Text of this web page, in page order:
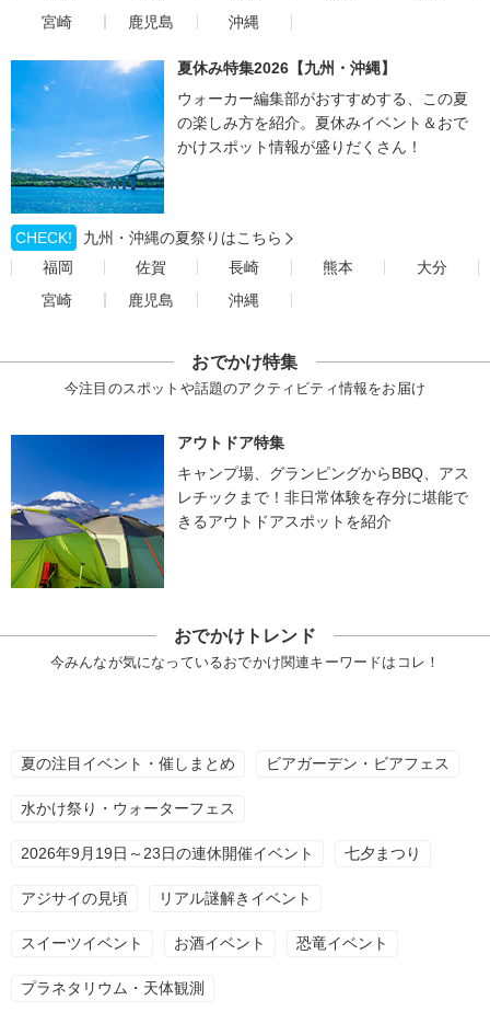
宮崎
鹿児島 沖縄
夏休み特集2026【九州・沖縄】
ウォーカー編集部がおすすめする、この夏
の楽しみ方を紹介。夏休みイベント＆おで
かけスポット情報が盛りだくさん！
CHECK!
九州・沖縄の夏祭りはこちら
福岡
佐賀 長崎 熊本
大分
宮崎
鹿児島 沖縄
おでかけ特集
今注目のスポットや話題のアクティビティ情報をお届け
アウトドア特集
キャンプ場、グランピングからBBQ、アス
レチックまで！非日常体験を存分に堪能で
きるアウトドアスポットを紹介
おでかけトレンド
今みんなが気になっているおでかけ関連キーワードはコレ！
夏の注目イベント・催しまとめ ビアガーデン・ビアフェス
水かけ祭り・ウォーターフェス
2026年9月19日～23日の連休開催イベント 七夕まつり
アジサイの見頃 リアル謎解きイベント
スイーツイベント お酒イベント 恐竜イベント
プラネタリウム・天体観測